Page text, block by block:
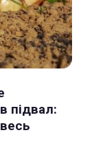
підвал: